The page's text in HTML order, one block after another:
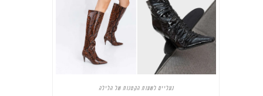
נעליים לשעות הקטנות של הלילה